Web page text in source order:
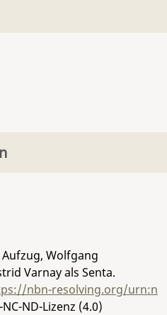
Wolfgang
Varnay als Senta.
nbn-resolving.org/urn:n
NC-ND-Lizenz (4.0)